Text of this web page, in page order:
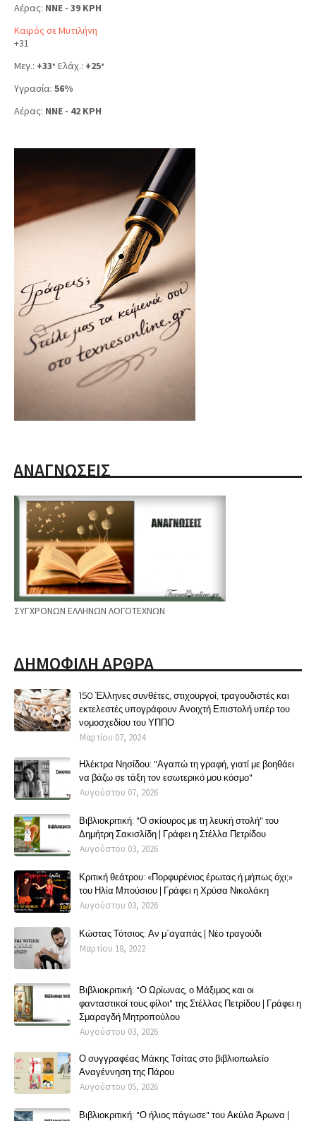
Αέρας: NNE - 39 KPH
Καιρός σε Μυτιλήνη
+31
Μεγ.: +33° Ελάχ.: +25°
Υγρασία: 56%
Αέρας: NNE - 42 KPH
ΑΝΑΓΝΩΣΕΙΣ
ΣΥΓΧΡΟΝΩΝ ΕΛΛΗΝΩΝ ΛΟΓΟΤΕΧΝΩΝ
ΔΗΜΟΦΙΛΗ ΑΡΘΡΑ
150 Έλληνες συνθέτες, στιχουργοί, τραγουδιστές και
εκτελεστές υπογράφουν Ανοιχτή Επιστολή υπέρ του
νομοσχεδίου του ΥΠΠΟ
Μαρτίου 07, 2024
Ηλέκτρα Νησίδου: "Αγαπώ τη γραφή, γιατί με βοηθάει
να βάζω σε τάξη τον εσωτερικό μου κόσμο"
Αυγούστου 07, 2026
Βιβλιοκριτική: "Ο σκίουρος με τη λευκή στολή" του
Δημήτρη Σακισλίδη | Γράφει η Στέλλα Πετρίδου
Αυγούστου 03, 2026
Κριτική θεάτρου: «Πορφυρένιος έρωτας ή μήπως όχι;»
του Ηλία Μπούσιου | Γράφει η Χρύσα Νικολάκη
Αυγούστου 03, 2026
Κώστας Τότσιος: Αν μ΄αγαπάς | Νέο τραγούδι
Μαρτίου 18, 2022
Βιβλιοκριτική: "Ο Ωρίωνας, ο Μάξιμος και οι
φανταστικοί τους φίλοι" της Στέλλας Πετρίδου | Γράφει η
Σμαραγδή Μητροπούλου
Αυγούστου 03, 2026
Ο συγγραφέας Μάκης Τσίτας στο βιβλιοπωλείο
Αναγέννηση της Πάρου
Αυγούστου 05, 2026
Βιβλιοκριτική: "Ο ήλιος πάγωσε" του Ακύλα Άρωνα |